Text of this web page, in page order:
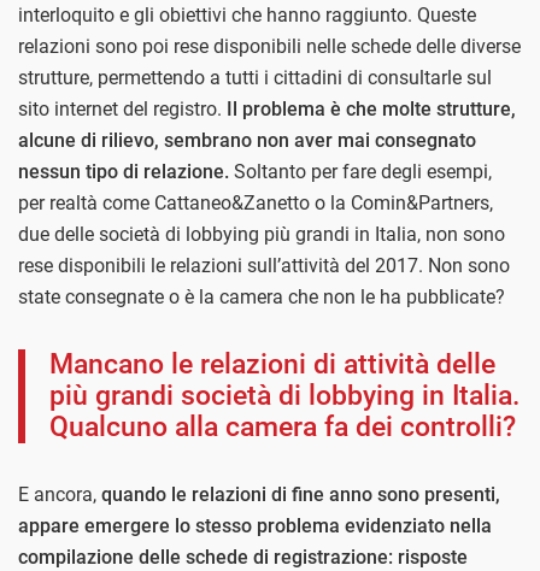
interloquito e gli obiettivi che hanno raggiunto. Queste
relazioni sono poi rese disponibili nelle schede delle diverse
strutture, permettendo a tutti i cittadini di consultarle sul
sito internet del registro. Il problema è che molte strutture,
alcune di rilievo, sembrano non aver mai consegnato
nessun tipo di relazione. Soltanto per fare degli esempi,
per realtà come Cattaneo&Zanetto o la Comin&Partners,
due delle società di lobbying più grandi in Italia, non sono
rese disponibili le relazioni sull’attività del 2017. Non sono
state consegnate o è la camera che non le ha pubblicate?
Mancano le relazioni di attività delle
più grandi società di lobbying in Italia.
Qualcuno alla camera fa dei controlli?
E ancora, quando le relazioni di fine anno sono presenti,
appare emergere lo stesso problema evidenziato nella
compilazione delle schede di registrazione: risposte